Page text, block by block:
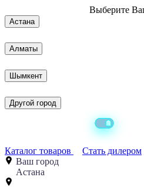
Выберите
Астана
Алматы
Шымкент
Другой город
Каталог товаров
Стать дилером
Ваш город
Астана